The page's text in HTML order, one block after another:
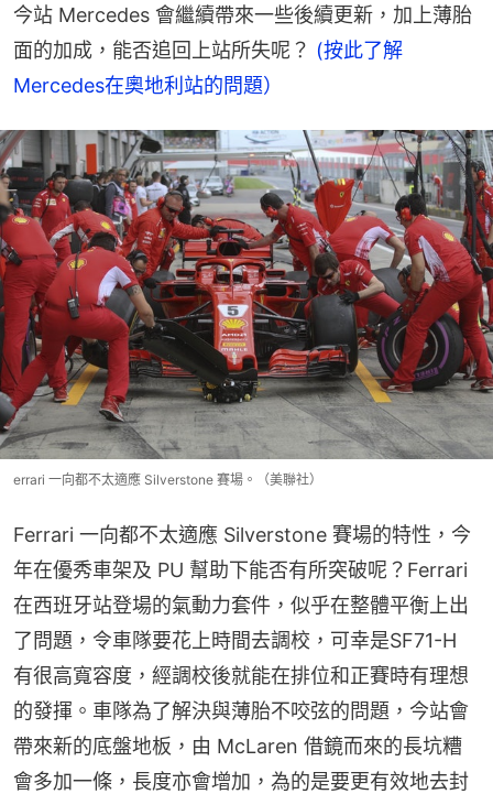
今站 Mercedes 會繼續帶來一些後續更新，加上薄胎
面的加成，能否追回上站所失呢？ (按此了解
Mercedes在奧地利站的問題）
errari 一向都不太適應 Silverstone 賽場。（美聯社）
Ferrari 一向都不太適應 Silverstone 賽場的特性，今
年在優秀車架及 PU 幫助下能否有所突破呢？Ferrari
在西班牙站登場的氣動力套件，似乎在整體平衡上出
了問題，令車隊要花上時間去調校，可幸是SF71-H
有很高寬容度，經調校後就能在排位和正賽時有理想
的發揮。車隊為了解決與薄胎不咬弦的問題，今站會
帶來新的底盤地板，由 McLaren 借鏡而來的長坑糟
會多加一條，長度亦會增加，為的是要更有效地去封